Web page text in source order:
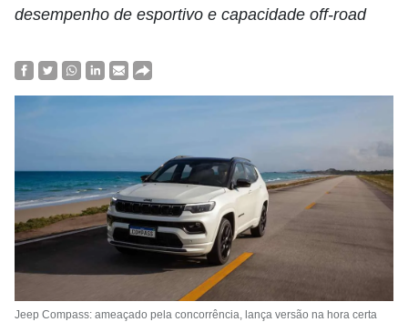
desempenho de esportivo e capacidade off-road
Jeep Compass: ameaçado pela concorrência, lança versão na hora certa